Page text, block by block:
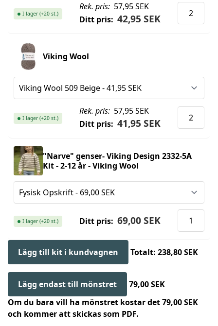
Rek. pris: 57,95 SEK
Ditt pris: 42,95 SEK
I lager (+20 st.)
Viking Wool
Rek. pris: 57,95 SEK
Ditt pris: 41,95 SEK
I lager (+20 st.)
"Narve" genser- Viking Design 2332-5A
Kit - 2-12 år - Viking Wool
Ditt pris: 69,00 SEK
I lager (+20 st.)
Lägg till kit i kundvagnen Totalt: 238,80 SEK
Lägg endast till mönstret
79,00 SEK
Om du bara vill ha mönstret kostar det 79,00 SEK
och kommer att skickas som PDF.